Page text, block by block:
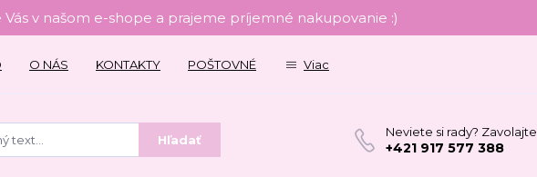
Vás v našom e-shope a prajeme príjemné nakupovanie :)
O NÁS KONTAKTY POŠTOVNÉ Viac
Hľadať
Neviete si rady? Zavolajte.
+421 917 577 388